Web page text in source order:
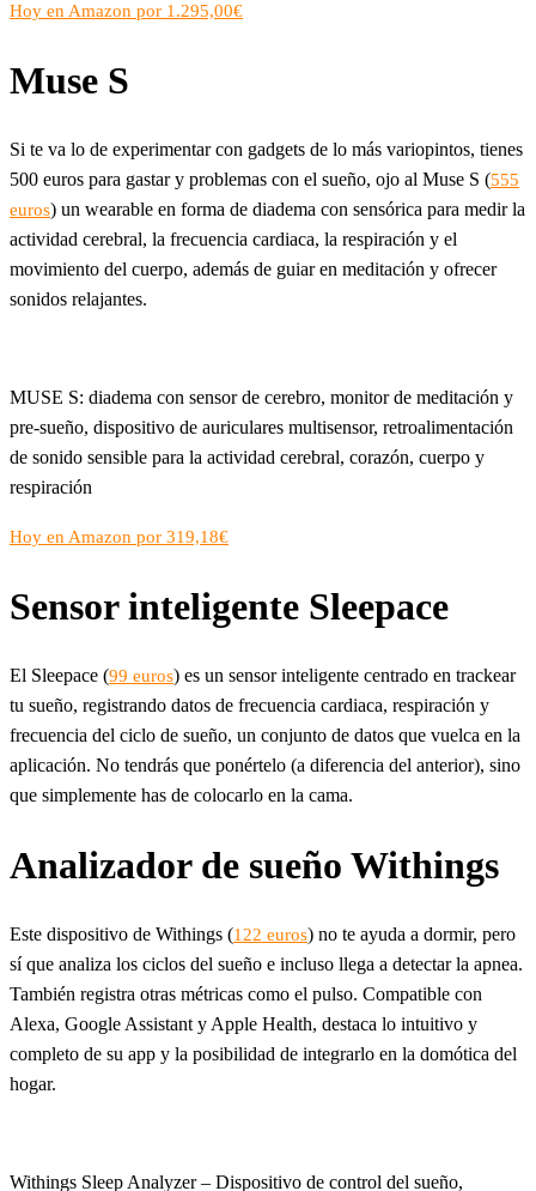
Hoy en Amazon por 1.295,00€
Muse S
Si te va lo de experimentar con gadgets de lo más variopintos, tienes
500 euros para gastar y problemas con el sueño, ojo al Muse S (555
euros) un wearable en forma de diadema con sensórica para medir la
actividad cerebral, la frecuencia cardiaca, la respiración y el
movimiento del cuerpo, además de guiar en meditación y ofrecer
sonidos relajantes.
MUSE S: diadema con sensor de cerebro, monitor de meditación y
pre-sueño, dispositivo de auriculares multisensor, retroalimentación
de sonido sensible para la actividad cerebral, corazón, cuerpo y
respiración
Hoy en Amazon por 319,18€
Sensor inteligente Sleepace
El Sleepace (99 euros) es un sensor inteligente centrado en trackear
tu sueño, registrando datos de frecuencia cardiaca, respiración y
frecuencia del ciclo de sueño, un conjunto de datos que vuelca en la
aplicación. No tendrás que ponértelo (a diferencia del anterior), sino
que simplemente has de colocarlo en la cama.
Analizador de sueño Withings
Este dispositivo de Withings (122 euros) no te ayuda a dormir, pero
sí que analiza los ciclos del sueño e incluso llega a detectar la apnea.
También registra otras métricas como el pulso. Compatible con
Alexa, Google Assistant y Apple Health, destaca lo intuitivo y
completo de su app y la posibilidad de integrarlo en la domótica del
hogar.
Withings Sleep Analyzer – Dispositivo de control del sueño,